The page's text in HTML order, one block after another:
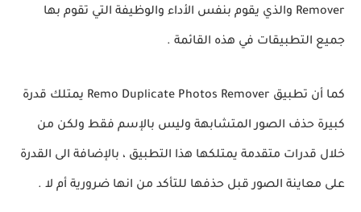
Remover‏ والذي يقوم بنفس الأداء والوظيفة التي تقوم بها
جميع التطبيقات في هذه القائمة .
كما أن تطبيق Remo Duplicate Photos Remover‏ يمتلك قدرة
كبيرة حذف الصور المتشابهة وليس بالإسم فقط ولكن من
خلال قدرات متقدمة يمتلكها هذا التطبيق ، بالإضافة الى القدرة
على معاينة الصور قبل حذفها للتأكد من انها ضرورية أم لا .